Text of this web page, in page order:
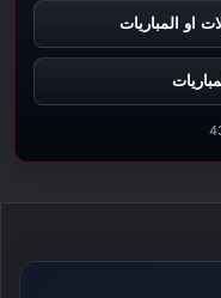
او المباريات